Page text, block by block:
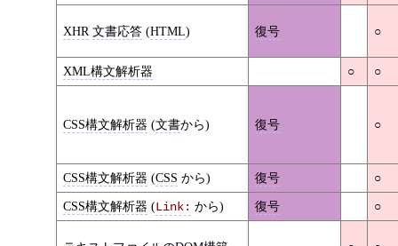
XHR 文書応答 (HTML) 復号 ○
XML構文解析器 ○ ○
CSS構文解析器 (文書から) 復号 ○
CSS構文解析器 (CSS から) 復号
○
CSS構文解析器 (Link: から) 復号 ○